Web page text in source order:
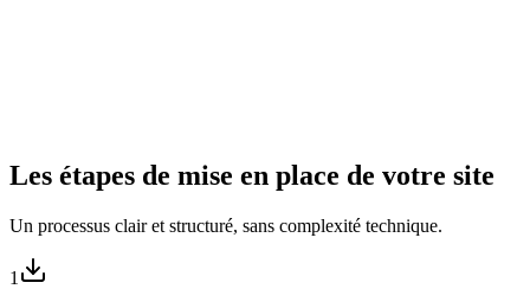
Les étapes de mise en place de votre site
Un processus clair et structuré, sans complexité technique.
1